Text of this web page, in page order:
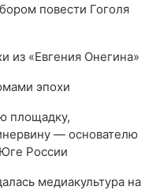
повести Гоголя
из «Евгения Онегина»
эпохи
площадку,
— основателю
России
медиакультура на